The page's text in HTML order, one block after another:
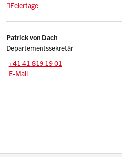
Feiertage
Patrickvon Dach
Departementssekretär
Tel.:
+41 41 819 19 01
E-Mail: patrick.vondach
E-Mail